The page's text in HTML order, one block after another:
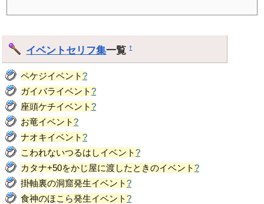
イベント セリフ集一覧†
ペケジイベント?
ガイバライベント?
座頭ケチイベント?
お竜イベント?
ナオキイベント?
こわれないつるはしイベント?
カタナ+50をかじ屋に渡したときのイベント?
掛軸裏の洞窟発生イベント?
食神のほこら発生イベント?